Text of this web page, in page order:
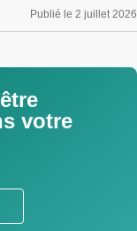
Publié le 2 juillet 2026
votre